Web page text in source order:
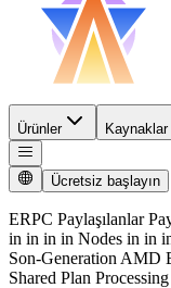
Ürünler Kaynaklar
Ücretsiz başlayın
ERPC Paylaşılanlar
in in in in Nodes in in
Son-Generation AMD
Shared Plan